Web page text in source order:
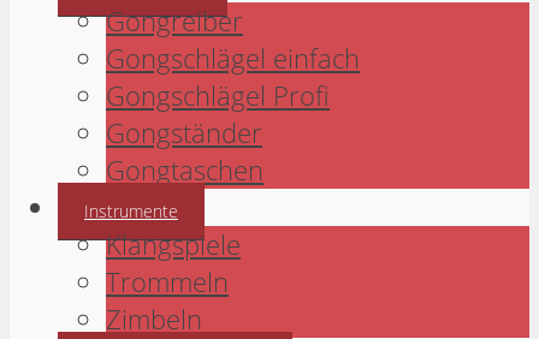
Gongreiber
Gongschlägel einfach
Gongschlägel Profi
Gongständer
Gongtaschen
Instrumente
Klangspiele
Trommeln
Zimbeln